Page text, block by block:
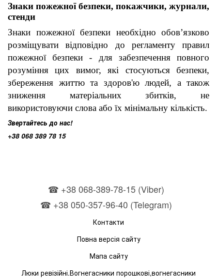
Знаки пожежної безпеки, покажчики, журнали,
стенди
Знаки пожежної безпеки необхідно обов’язково
розміщувати відповідно до регламенту правил
пожежної безпеки - для забезпечення повного
розуміння цих вимог, які стосуються безпеки,
збереження життю та здоров'ю людей, а також
зниження матеріальних збитків, не
використовуючи слова або їх мінімальну кількість.
Звертайтесь до нас!
+38 068 389 78 15
☎ +38 068-389-78-15 (Viber)
☎ +38 050-357-96-40 (Telegram)
Контакти
Повна версія сайту
Мапа сайту
Люки ревізійні.Вогнегасники порошкові,вогнегасники